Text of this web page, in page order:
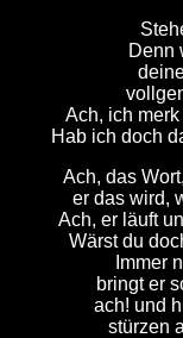
Denn
Ach, ich
Hab ich doch
Ach, das
er das wird,
Ach, er läuft
Wärst du
Immer
bringt er
ach! und
stürzen